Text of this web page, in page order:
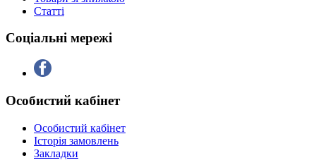
Статті
Соціальні мережі
Особистий кабінет
Особистий кабінет
Історія замовлень
Закладки